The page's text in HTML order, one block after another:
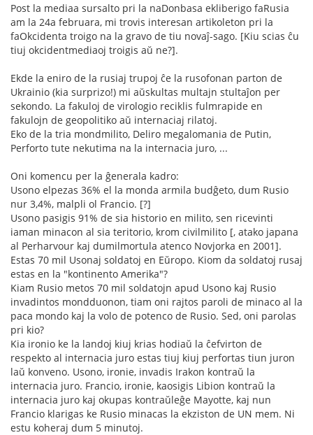
Post la mediaa sursalto pri la naDonbasa ekliberigo faRusia
am la 24a februara, mi trovis interesan artikoleton pri la
faOkcidenta troigo na la gravo de tiu novaĵ-sago. [Kiu scias ĉu
tiuj okcidentmediaoj troigis aŭ ne?].
Ekde la eniro de la rusiaj trupoj ĉe la rusofonan parton de
Ukrainio (kia surprizo!) mi aŭskultas multajn stultaĵon per
sekondo. La fakuloj de virologio reciklis fulmrapide en
fakulojn de geopolitiko aŭ internaciaj rilatoj.
Eko de la tria mondmilito, Deliro megalomania de Putin,
Perforto tute nekutima na la internacia juro, ...
Oni komencu per la ĝenerala kadro:
Usono elpezas 36% el la monda armila budĝeto, dum Rusio
nur 3,4%, malpli ol Francio. [?]
Usono pasigis 91% de sia historio en milito, sen ricevinti
iaman minacon al sia teritorio, krom civilmilito [, atako japana
al Perharvour kaj dumilmortula atenco Novjorka en 2001].
Estas 70 mil Usonaj soldatoj en Eŭropo. Kiom da soldatoj rusaj
estas en la "kontinento Amerika"?
Kiam Rusio metos 70 mil soldatojn apud Usono kaj Rusio
invadintos mondduonon, tiam oni rajtos paroli de minaco al la
paca mondo kaj la volo de potenco de Rusio. Sed, oni parolas
pri kio?
Kia ironio ke la landoj kiuj krias hodiaŭ la ĉefvirton de
respekto al internacia juro estas tiuj kiuj perfortas tiun juron
laŭ konveno. Usono, ironie, invadis Irakon kontraŭ la
internacia juro. Francio, ironie, kaosigis Libion kontraŭ la
internacia juro kaj okupas kontraŭleĝe Mayotte, kaj nun
Francio klarigas ke Rusio minacas la ekziston de UN mem. Ni
estu koheraj dum 5 minutoj.